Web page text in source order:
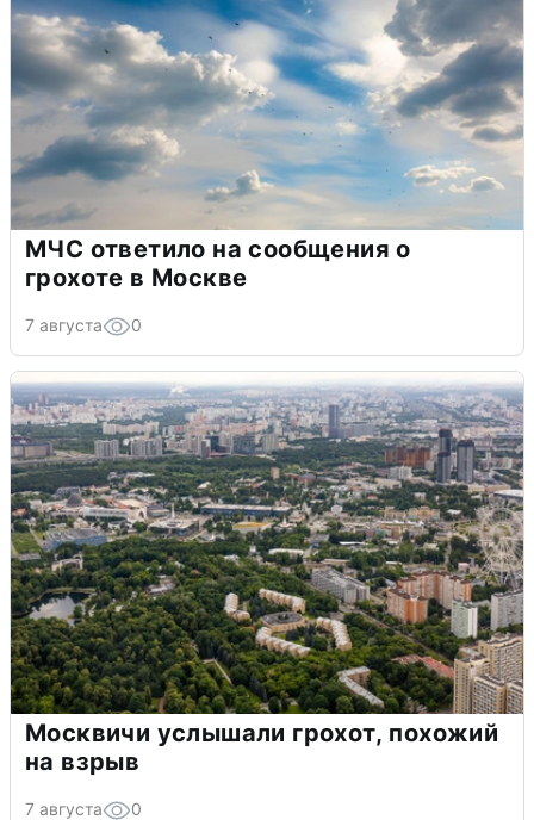
МЧС ответило на сообщения о
грохоте в Москве
7 августа 0
Москвичи услышали грохот, похожий
на взрыв
7 августа 0